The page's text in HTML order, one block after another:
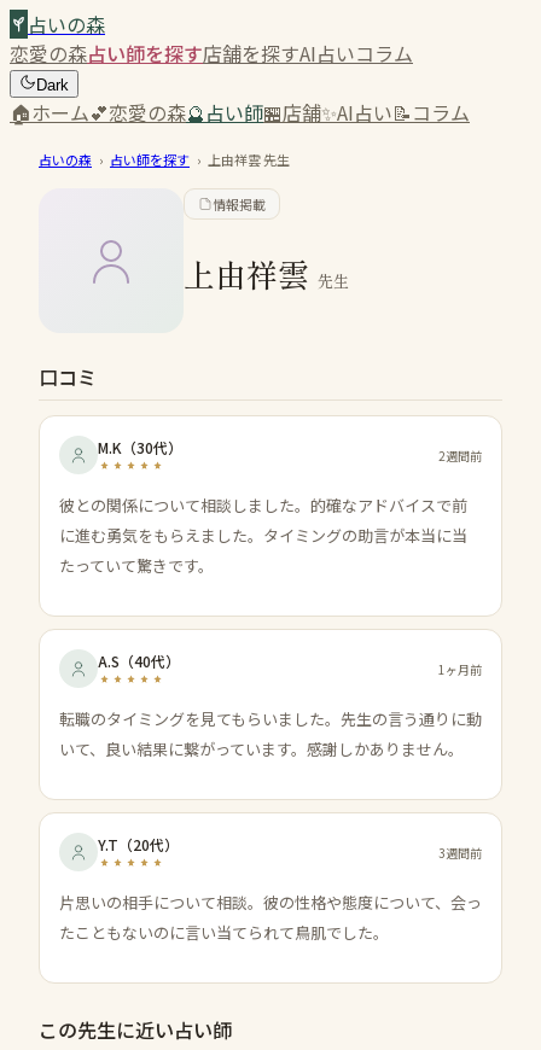
占いの森
恋愛の森占い師を探す店舗を探すAI占いコラム
Dark
🏠ホーム💕恋愛の森🔮占い師🏪店舗✨AI占い📝コラム
占いの森 › 占い師を探す › 上由祥雲先生
情報掲載
上由祥雲 先生
口コミ
M.K （30代） 2週間前
彼との関係について相談しました。的確なアドバイスで前
に進む勇気をもらえました。タイミングの助言が本当に当
たっていて驚きです。
A.S （40代） 1ヶ月前
転職のタイミングを見てもらいました。先生の言う通りに動
いて、良い結果に繋がっています。感謝しかありません。
Y.T （20代） 3週間前
片思いの相手について相談。彼の性格や態度について、会っ
たこともないのに言い当てられて鳥肌でした。
この先生に近い占い師